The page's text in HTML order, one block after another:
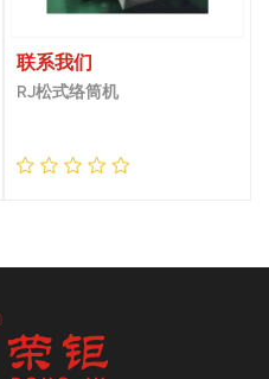
联系我们
RJ松式络筒机